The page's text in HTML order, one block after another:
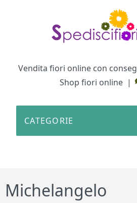
Vendita fiori online con
Shop fiori online |
CATEGORIE
Michelangelo